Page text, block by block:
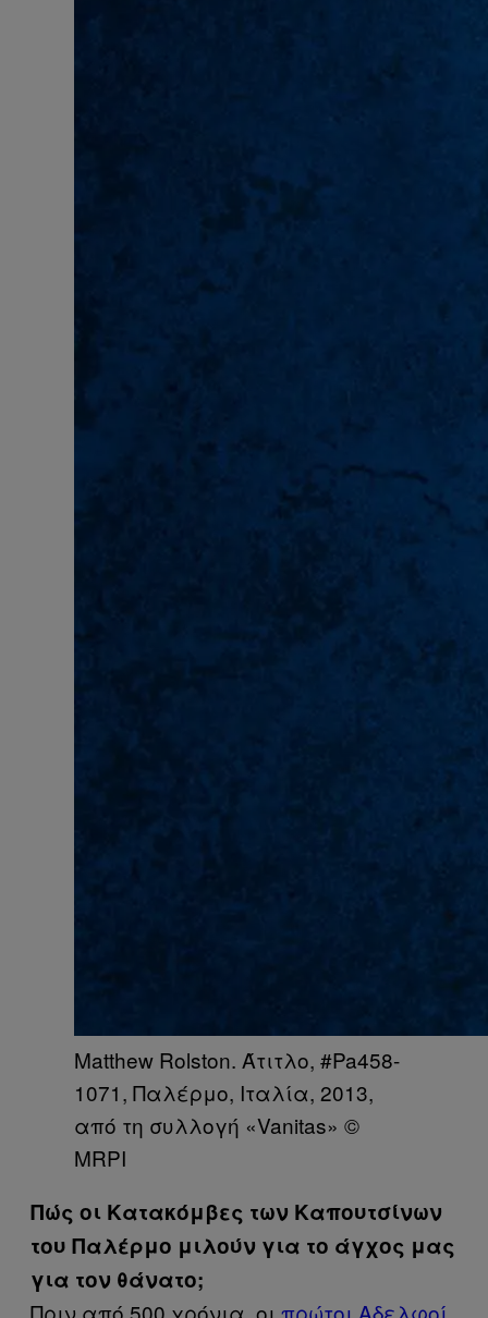
Matthew Rolston. Άτιτλο, #Pa458-
1071, Παλέρμο, Ιταλία, 2013,
από τη συλλογή «Vanitas» ©
MRPΙ
Πώς οι Κατακόμβες των Καπουτσίνων
του Παλέρμο μιλούν για το άγχος μας
για τον θάνατο;
Πριν από 500 χρόνια, οι πρώτοι Αδελφοί